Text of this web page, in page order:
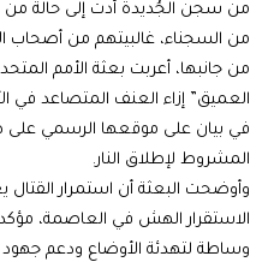
من سجن الجُديدة أدت إلى حالة من
من السجناء، غالبيتهم من أصحاب
من جانبها، أعربت بعثة الأمم
العميق” إزاء العنف المتصاعد في
في بيان على موقعها الرسمي على
المشروط لإطلاق النار.
وأوضحت البعثة أن استمرار
الاستقرار الهش في العاصمة،
وساطة لتهدئة الأوضاع ودعم جهود